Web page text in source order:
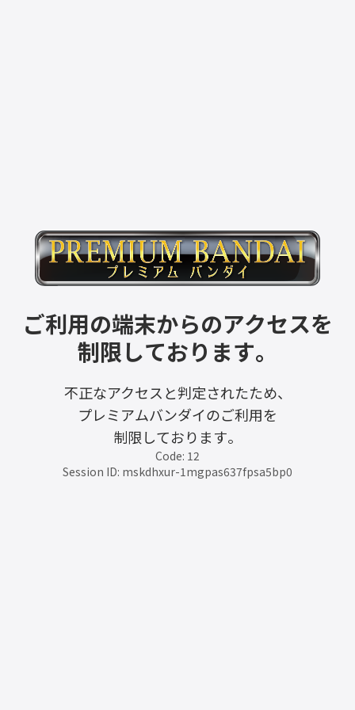
ご利用の端末からのアクセスを
制限しております。
不正なアクセスと判定されたため、
プレミアムバンダイのご利用を
制限しております。
Code: 12
Session ID: mskdhxur-1mgpas637fpsa5bp0